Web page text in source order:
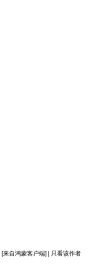
[来自鸿蒙客户端]
只看该作者